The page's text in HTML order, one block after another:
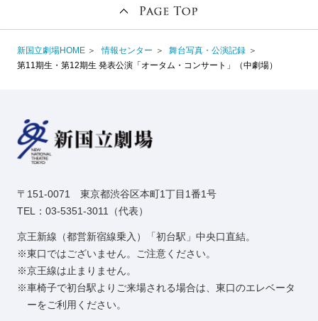
新国立劇場HOME 情報センター
舞台写真・公演記録
第11期生・第12期生 発表公演「オータム・コンサート」（中劇場）
〒151-0071 東京都渋谷区本町1丁目1番1号
TEL：03-5351-3011（代表）
京王新線（都営新宿線乗入）「初台駅」中央口直結。
東口ではございません。ご注意ください。
京王線は止まりません。
車椅子で初台駅よりご来場される場合は、東口のエレベータ
ーをご利用ください。